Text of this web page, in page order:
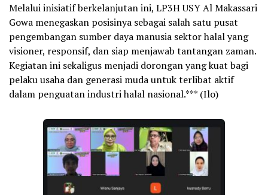
Melalui inisiatif berkelanjutan ini, LP3H USY Al Makassari
Gowa menegaskan posisinya sebagai salah satu pusat
pengembangan sumber daya manusia sektor halal yang
visioner, responsif, dan siap menjawab tantangan zaman.
Kegiatan ini sekaligus menjadi dorongan yang kuat bagi
pelaku usaha dan generasi muda untuk terlibat aktif
dalam penguatan industri halal nasional.*** (Ilo)